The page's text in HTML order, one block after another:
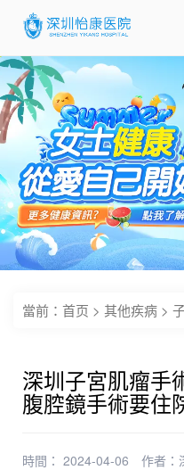
當前： 首页 > 其他疾病 >
深圳子宮肌瘤手
腹腔鏡手術要住
時間： 2024-04-06 作者：